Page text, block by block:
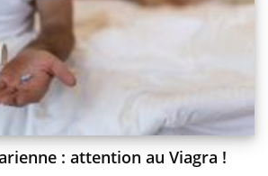
: attention au Viagra !